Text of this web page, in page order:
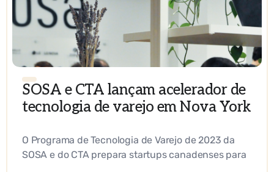
SOSA e CTA lançam acelerador de
tecnologia de varejo em Nova York
O Programa de Tecnologia de Varejo de 2023 da
SOSA e do CTA prepara startups canadenses para